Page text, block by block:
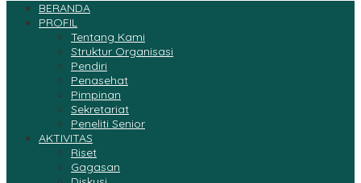
BERANDA
PROFIL
Tentang Kami
Struktur Organisasi
Pendiri
Penasehat
Pimpinan
Sekretariat
Peneliti Senior
AKTIVITAS
Riset
Gagasan